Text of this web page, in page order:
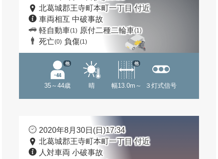
北葛城郡王寺町本町一丁目 付近
車両相互 中破事故
軽自動車(1) 原付二種二輪車(1)
死亡(0) 負傷(1)
35～44歳
他
晴 幅13.0m～
他
３灯式信号
2020年8月30日(日)17:34
北葛城郡王寺町本町一丁目 付近
人対車両 小破事故